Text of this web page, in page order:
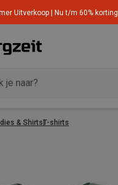
Uitverkoop | Nu t/m 60% korting
& ShirtsT-shirts